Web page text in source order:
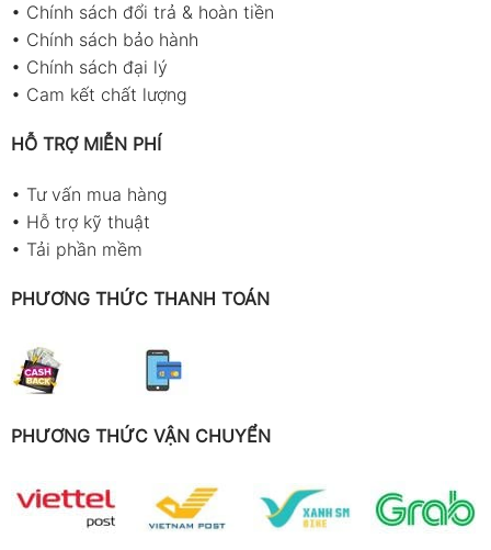
• Chính sách đổi trả & hoàn tiền
• Chính sách bảo hành
• Chính sách đại lý
• Cam kết chất lượng
HỖ TRỢ MIỄN PHÍ
• Tư vấn mua hàng
• Hỗ trợ kỹ thuật
• Tải phần mềm
PHƯƠNG THỨC THANH TOÁN
PHƯƠNG THỨC VẬN CHUYỂN